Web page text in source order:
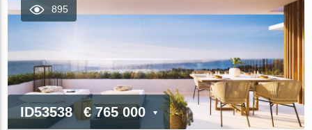
895
ID53538 € 765 000